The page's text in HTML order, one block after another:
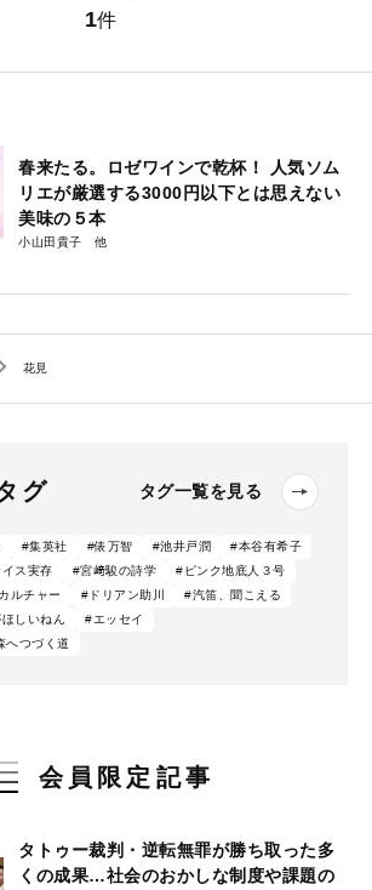
1件
春来たる。ロゼワインで乾杯！ 人気ソム
リエが厳選する3000円以下とは思えない
美味の５本
小山田貴子
花見
グ タグ一覧を見る
#集英社 #俵万智 #池井戸潤
#本谷有希子
ス実存
#宮﨑駿の詩学
#ピンク地底人３号
ルチャー #ドリアン助川
#汽笛、聞こえる
しいねん
#エッセイ
へつづく道
会員限定記事
タトゥー裁判・逆転無罪が勝ち取った多
くの成果…社会のおかしな制度や課題の